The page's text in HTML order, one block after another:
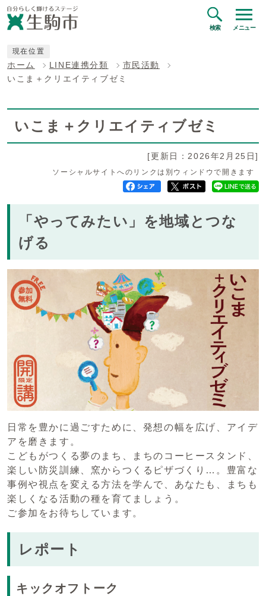
検索 メニュー
現在位置
ホーム LINE連携分類
市民活動
いこま＋クリエイティブゼミ
いこま＋クリエイティブゼミ
[更新日：2026年2月25日]
ソーシャルサイトへのリンクは別ウィンドウで開きます
「やってみたい」を地域とつな
げる
日常を豊かに過ごすために、発想の幅を広げ、アイデ
アを磨きます。
こどもがつくる夢のまち、まちのコーヒースタンド、
楽しい防災訓練、窯からつくるピザづくり…。豊富な
事例や視点を変える方法を学んで、あなたも、まちも
楽しくなる活動の種を育てましょう。
ご参加をお待ちしています。
レポート
キックオフトーク